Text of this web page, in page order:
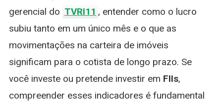
gerencial do TVRI11 , entender como o lucro
subiu tanto em um único mês e o que as
movimentações na carteira de imóveis
significam para o cotista de longo prazo. Se
você investe ou pretende investir em FIIs,
compreender esses indicadores é fundamental